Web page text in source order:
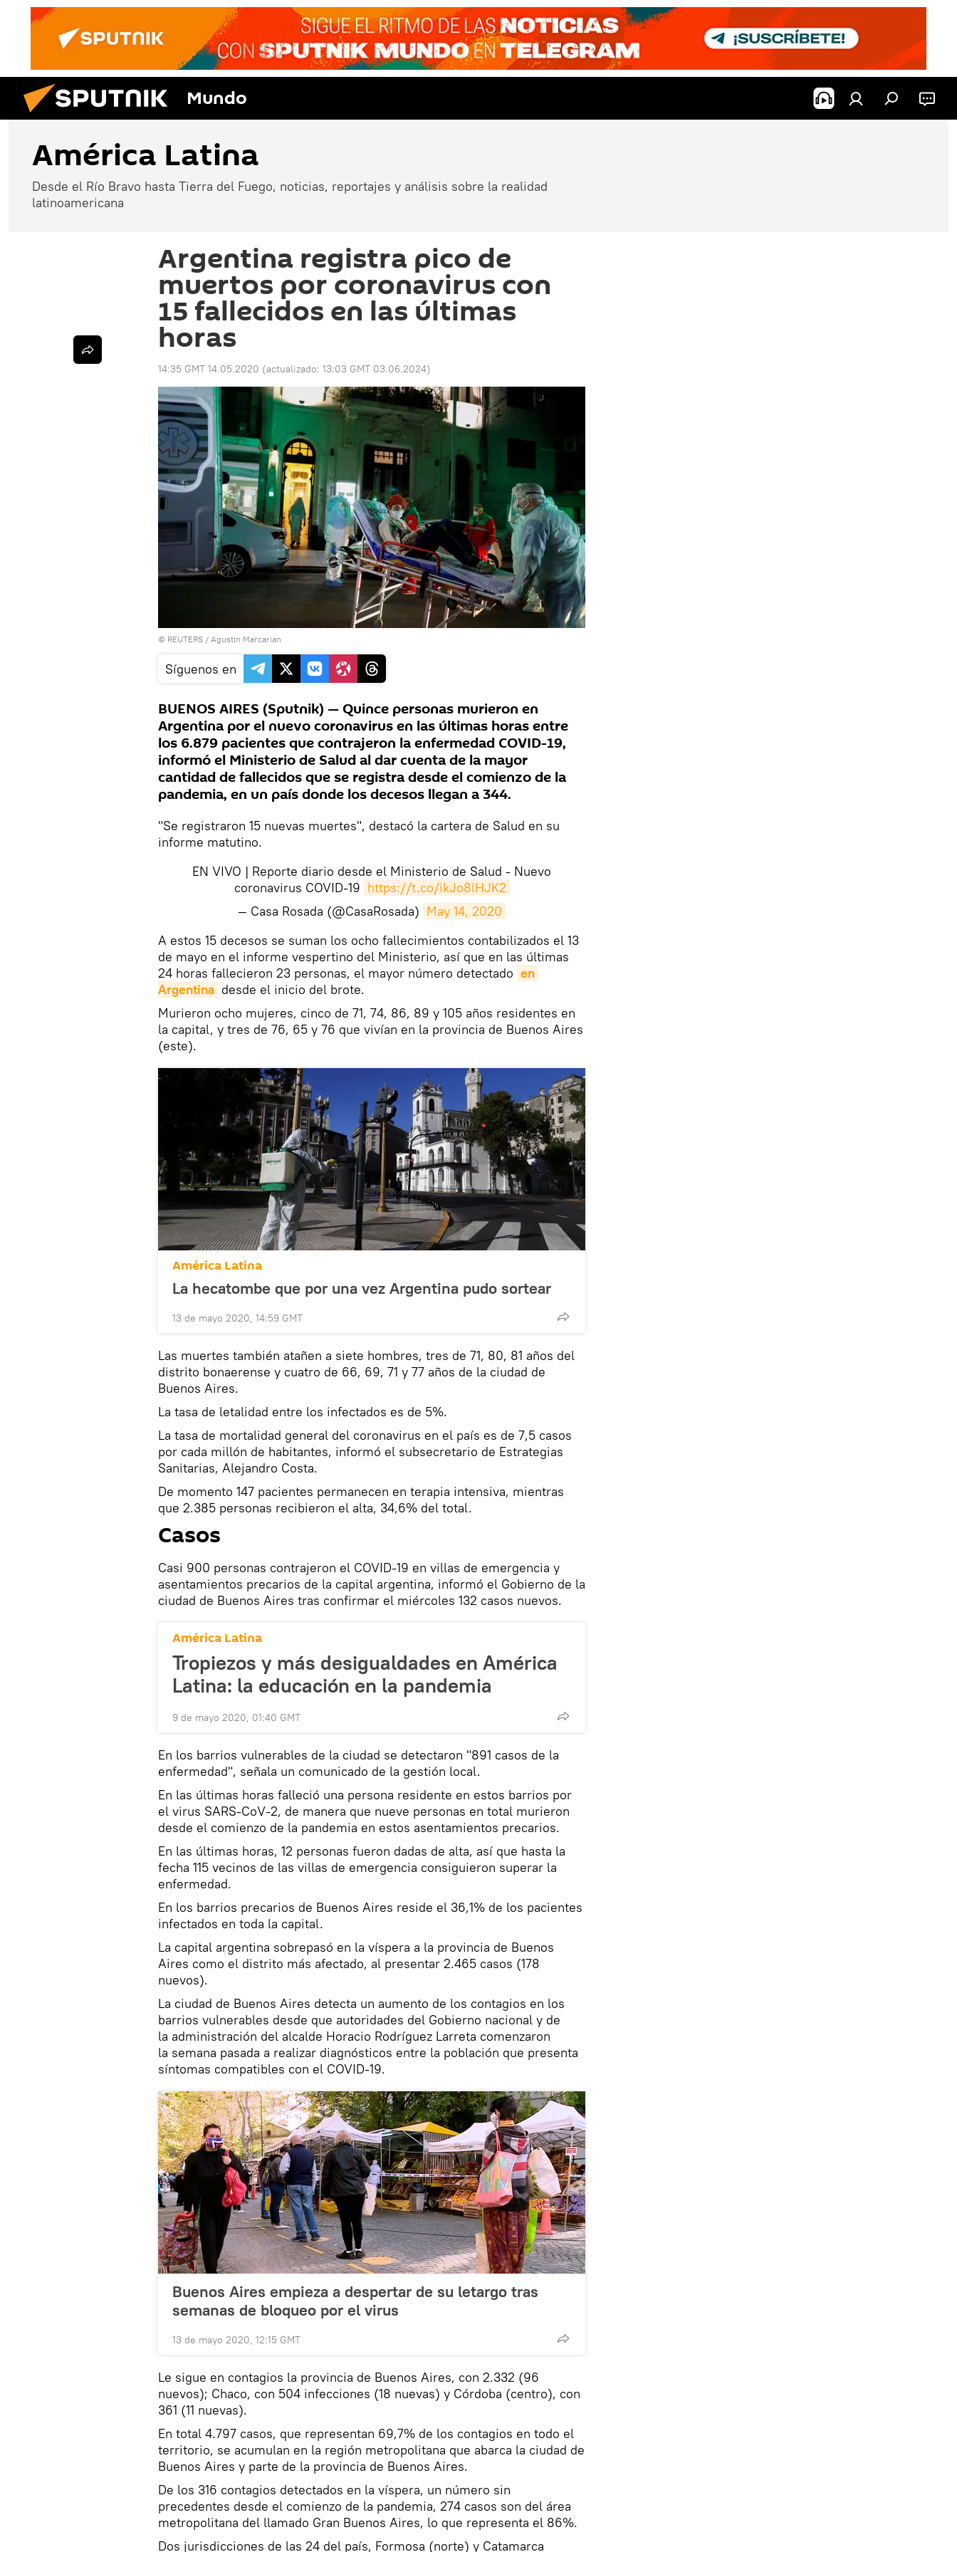
Mundo
América Latina
Desde el Río Bravo hasta Tierra del Fuego, noticias, reportajes y análisis sobre la realidad
latinoamericana
Argentina registra pico de
muertos por coronavirus con
15 fallecidos en las últimas
horas
14:35 GMT 14.05.2020 (actualizado: 13:03 GMT 03.06.2024)
© REUTERS / Agustin Marcarian
Síguenos en
BUENOS AIRES (Sputnik) — Quince personas murieron en
Argentina por el nuevo coronavirus en las últimas horas entre
los 6.879 pacientes que contrajeron la enfermedad COVID-19,
informó el Ministerio de Salud al dar cuenta de la mayor
cantidad de fallecidos que se registra desde el comienzo de la
pandemia, en un país donde los decesos llegan a 344.
"Se registraron 15 nuevas muertes", destacó la cartera de Salud en su
informe matutino.
EN VIVO | Reporte diario desde el Ministerio de Salud - Nuevo
coronavirus COVID-19 https://t.co/ikJo8lHJK2
— Casa Rosada (@CasaRosada) May 14, 2020
A estos 15 decesos se suman los ocho fallecimientos contabilizados el 13
de mayo en el informe vespertino del Ministerio, así que en las últimas
24 horas fallecieron 23 personas, el mayor número detectado en
Argentina desde el inicio del brote.
Murieron ocho mujeres, cinco de 71, 74, 86, 89 y 105 años residentes en
la capital, y tres de 76, 65 y 76 que vivían en la provincia de Buenos Aires
(este).
América Latina
La hecatombe que por una vez Argentina pudo sortear
13 de mayo 2020, 14:59 GMT
Las muertes también atañen a siete hombres, tres de 71, 80, 81 años del
distrito bonaerense y cuatro de 66, 69, 71 y 77 años de la ciudad de
Buenos Aires.
La tasa de letalidad entre los infectados es de 5%.
La tasa de mortalidad general del coronavirus en el país es de 7,5 casos
por cada millón de habitantes, informó el subsecretario de Estrategias
Sanitarias, Alejandro Costa.
De momento 147 pacientes permanecen en terapia intensiva, mientras
que 2.385 personas recibieron el alta, 34,6% del total.
Casos
Сasi 900 personas contrajeron el COVID-19 en villas de emergencia y
asentamientos precarios de la capital argentina, informó el Gobierno de la
ciudad de Buenos Aires tras confirmar el miércoles 132 casos nuevos.
América Latina
Tropiezos y más desigualdades en América
Latina: la educación en la pandemia
9 de mayo 2020, 01:40 GMT
En los barrios vulnerables de la ciudad se detectaron "891 casos de la
enfermedad", señala un comunicado de la gestión local.
En las últimas horas falleció una persona residente en estos barrios por
el virus SARS-CoV-2, de manera que nueve personas en total murieron
desde el comienzo de la pandemia en estos asentamientos precarios.
En las últimas horas, 12 personas fueron dadas de alta, así que hasta la
fecha 115 vecinos de las villas de emergencia consiguieron superar la
enfermedad.
En los barrios precarios de Buenos Aires reside el 36,1% de los pacientes
infectados en toda la capital.
La capital argentina sobrepasó en la víspera a la provincia de Buenos
Aires como el distrito más afectado, al presentar 2.465 casos (178
nuevos).
La ciudad de Buenos Aires detecta un aumento de los contagios en los
barrios vulnerables desde que autoridades del Gobierno nacional y de
la administración del alcalde Horacio Rodríguez Larreta comenzaron
la semana pasada a realizar diagnósticos entre la población que presenta
síntomas compatibles con el COVID-19.
Buenos Aires empieza a despertar de su letargo tras
semanas de bloqueo por el virus
13 de mayo 2020, 12:15 GMT
Le sigue en contagios la provincia de Buenos Aires, con 2.332 (96
nuevos); Chaco, con 504 infecciones (18 nuevas) y Córdoba (centro), con
361 (11 nuevas).
En total 4.797 casos, que representan 69,7% de los contagios en todo el
territorio, se acumulan en la región metropolitana que abarca la ciudad de
Buenos Aires y parte de la provincia de Buenos Aires.
De los 316 contagios detectados en la víspera, un número sin
precedentes desde el comienzo de la pandemia, 274 casos son del área
metropolitana del llamado Gran Buenos Aires, lo que representa el 86%.
Dos jurisdicciones de las 24 del país, Formosa (norte) y Catamarca